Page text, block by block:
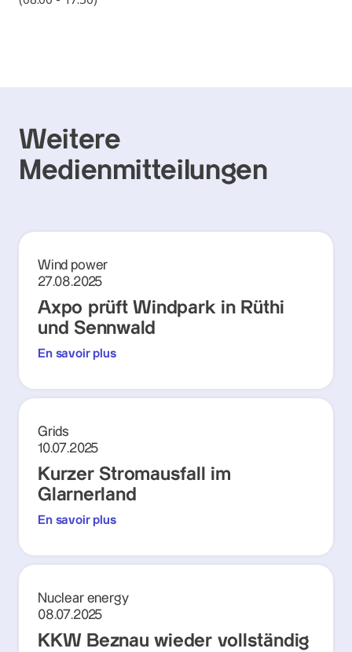
Weitere
Medienmitteilungen
Wind power
27.08.2025
Axpo prüft Windpark in Rüthi
und Sennwald
En savoir plus
Grids
10.07.2025
Kurzer Stromausfall im
Glarnerland
En savoir plus
Nuclear energy
08.07.2025
KKW Beznau wieder vollständig